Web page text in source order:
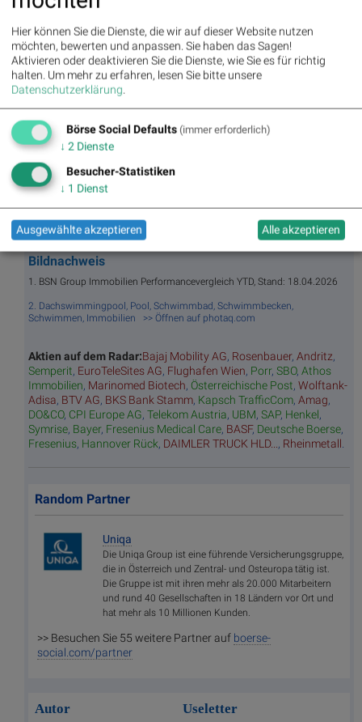
Flop
Star/
Rutsc
h der
Matri
x
Movi
ng
Averages
er/
Top/Flop
BS-
Days
Bildnachweis
1. BSN Group Immobilien Performancevergleich YTD, Stand: 18.04.2026
2. Dachswimmingpool, Pool, Schwimmbad, Schwimmbecken,
Schwimmen, Immobilien >> Öffnen auf photaq.com
Aktien auf dem Radar:Bajaj Mobility AG, Rosenbauer, Andritz,
Semperit, EuroTeleSites AG, Flughafen Wien, Porr, SBO, Athos
Immobilien, Marinomed Biotech, Österreichische Post, Wolftank-
Adisa, BTV AG, BKS Bank Stamm, Kapsch TrafficCom, Amag,
DO&CO, CPI Europe AG, Telekom Austria, UBM, SAP, Henkel,
Symrise, Bayer, Fresenius Medical Care, BASF, Deutsche Boerse,
Fresenius, Hannover Rück, DAIMLER TRUCK HLD... , Rheinmetall
Random Partner
Uniqa
Die Uniqa Group ist eine führende Versicherungsgruppe,
die in Österreich und Zentral- und Osteuropa tätig ist.
Die Gruppe ist mit ihren mehr als 20.000 Mitarbeitern
und rund 40 Gesellschaften in 18 Ländern vor Ort und
hat mehr als 10 Millionen Kunden.
>> Besuchen Sie 55 weitere Partner auf boerse-
social.com/partner
Autor Useletter
Hier können Sie die Dienste, die wir auf dieser Website nutzen
möchten, bewerten und anpassen. Sie haben das Sagen!
Aktivieren oder deaktivieren Sie die Dienste, wie Sie es für richtig
halten. Um mehr zu erfahren, lesen Sie bitte unsere
Datenschutzerklärung.
Börse Social Defaults (immer erforderlich)
↓ 2 Dienste
Besucher-Statistiken
↓ 1 Dienst
Ausgewählte akzeptieren Alle akzeptieren